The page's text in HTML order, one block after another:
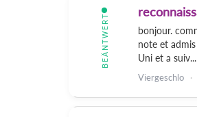
BEÄNTWERT
bonjour.
note et
Uni et a suiv...
Viergeschlo